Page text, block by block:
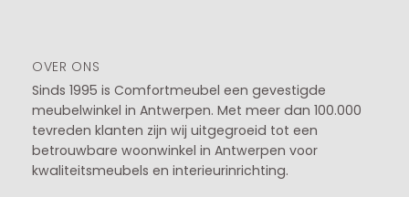
OVER ONS
Sinds 1995 is Comfortmeubel een gevestigde
meubelwinkel in Antwerpen. Met meer dan 100.000
tevreden klanten zijn wij uitgegroeid tot een
betrouwbare woonwinkel in Antwerpen voor
kwaliteitsmeubels en interieurinrichting.